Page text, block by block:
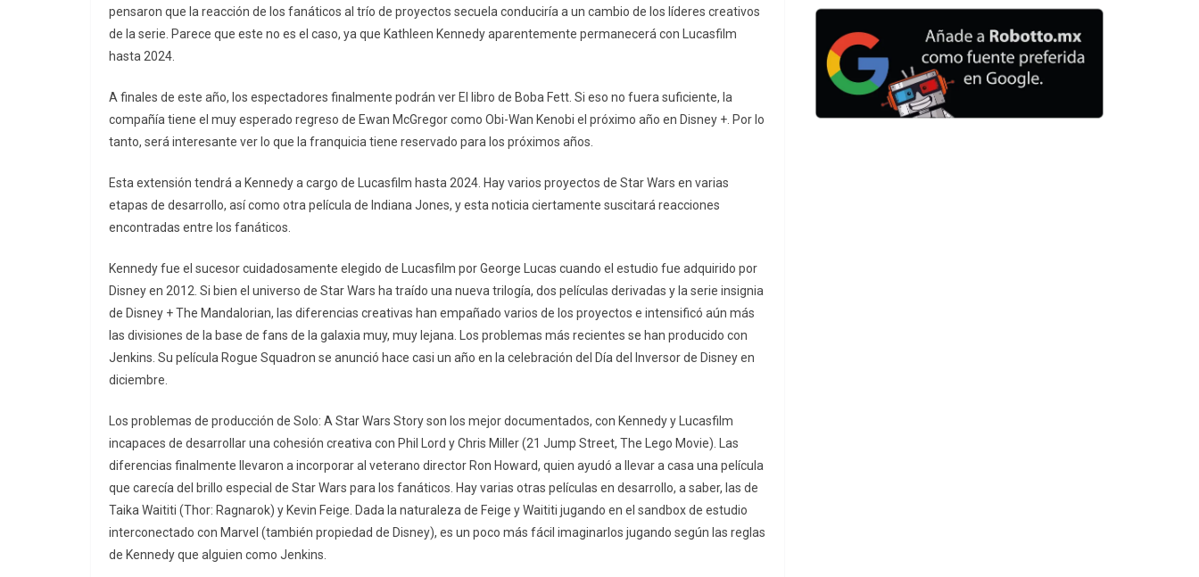
pensaron que la reacción de los fanáticos al trío de proyectos secuela conduciría a un cambio de los líderes creativos
de la serie. Parece que este no es el caso, ya que Kathleen Kennedy aparentemente permanecerá con Lucasfilm
hasta 2024.
A finales de este año, los espectadores finalmente podrán ver El libro de Boba Fett. Si eso no fuera suficiente, la
compañía tiene el muy esperado regreso de Ewan McGregor como Obi-Wan Kenobi el próximo año en Disney +. Por lo
tanto, será interesante ver lo que la franquicia tiene reservado para los próximos años.
Esta extensión tendrá a Kennedy a cargo de Lucasfilm hasta 2024. Hay varios proyectos de Star Wars en varias
etapas de desarrollo, así como otra película de Indiana Jones, y esta noticia ciertamente suscitará reacciones
encontradas entre los fanáticos.
Kennedy fue el sucesor cuidadosamente elegido de Lucasfilm por George Lucas cuando el estudio fue adquirido por
Disney en 2012. Si bien el universo de Star Wars ha traído una nueva trilogía, dos películas derivadas y la serie insignia
de Disney + The Mandalorian, las diferencias creativas han empañado varios de los proyectos e intensificó aún más
las divisiones de la base de fans de la galaxia muy, muy lejana. Los problemas más recientes se han producido con
Jenkins. Su película Rogue Squadron se anunció hace casi un año en la celebración del Día del Inversor de Disney en
diciembre.
Los problemas de producción de Solo: A Star Wars Story son los mejor documentados, con Kennedy y Lucasfilm
incapaces de desarrollar una cohesión creativa con Phil Lord y Chris Miller (21 Jump Street, The Lego Movie). Las
diferencias finalmente llevaron a incorporar al veterano director Ron Howard, quien ayudó a llevar a casa una película
que carecía del brillo especial de Star Wars para los fanáticos. Hay varias otras películas en desarrollo, a saber, las de
Taika Waititi (Thor: Ragnarok) y Kevin Feige. Dada la naturaleza de Feige y Waititi jugando en el sandbox de estudio
interconectado con Marvel (también propiedad de Disney), es un poco más fácil imaginarlos jugando según las reglas
de Kennedy que alguien como Jenkins.